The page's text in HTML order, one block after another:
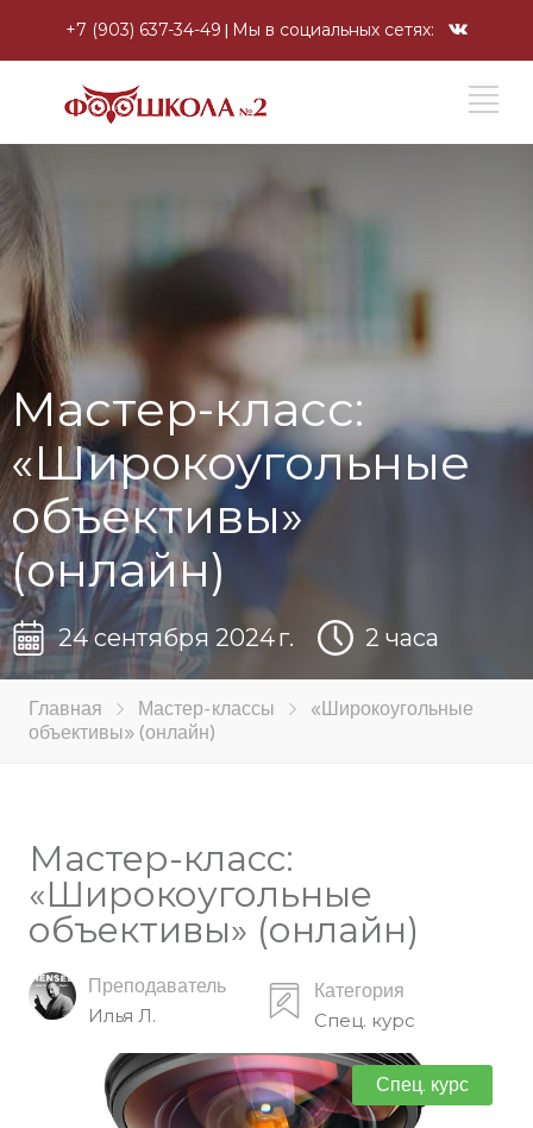
+7 (903) 637-34-49 Мы в социальных сетях:
Мастер-класс:
«Широкоугольные
объективы»
(онлайн)
24 сентября 2024 г. 2 часа
Главная Мастер-классы
«Широкоугольные
объективы» (онлайн)
Мастер-класс:
«Широкоугольные
объективы» (онлайн)
Преподаватель
Илья Л.
Категория
Спец. курс
Спец. курс